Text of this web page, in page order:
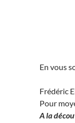
En vous
Frédéric
Pour
A la